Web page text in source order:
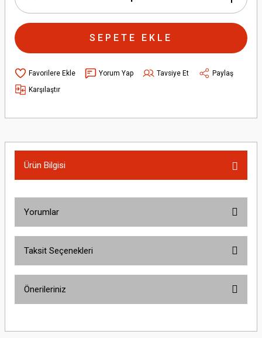
SEPETE EKLE
Yorum Yap Tavsiye Et
Paylaş
Karşılaştır
Ürün Bilgisi
Yorumlar
Taksit Seçenekleri
Önerileriniz
yetersiz gördüğünüz noktaları öneri formunu kullanarak tarafımıza